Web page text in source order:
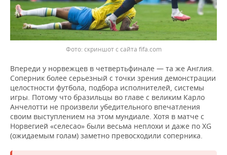
скриншот с сайта fifa.com
Впереди у норвежцев в четвертьфинале — та же Англия.
Соперник более серьезный с точки зрения демонстрации
целостности футбола, подбора исполнителей, системы
игры. Потому что бразильцы во главе с великим Карло
Анчелотти не произвели убедительного впечатления
своим выступлением на этом мундиале. Хотя в матче с
Норвегией «селесао» были весьма неплохи и даже по XG
(ожидаемым голам) заметно превосходили соперника.